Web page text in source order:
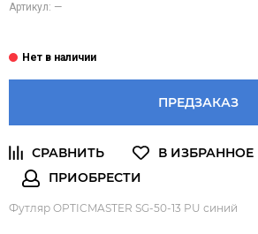
Артикул: —
ПРЕДЗАКАЗ
Футляр OPTICMASTER SG-50-13 PU синий